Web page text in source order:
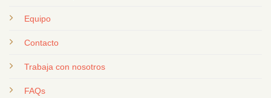
Equipo
Contacto
Trabaja con nosotros
FAQs